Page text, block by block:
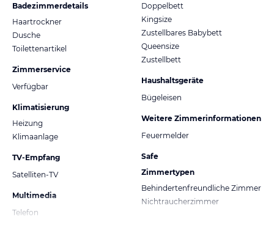
Badezimmerdetails
Haartrockner
Dusche
Toilettenartikel
Zimmerservice
Verfügbar
Klimatisierung
Heizung
Klimaanlage
TV-Empfang
Satelliten-TV
Multimedia
Telefon
Doppelbett
Kingsize
Zustellbares Babybett
Queensize
Zustellbett
Haushaltsgeräte
Bügeleisen
Weitere Zimmerinformationen
Feuermelder
Safe
Zimmertypen
Behindertenfreundliche Zimmer
Nichtraucherzimmer